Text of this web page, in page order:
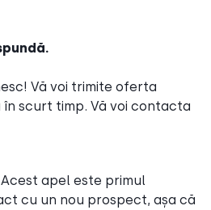
Vă voi trimite oferta
scurt timp. Vă voi contacta
Acest apel este primul
cu un nou prospect, așa că